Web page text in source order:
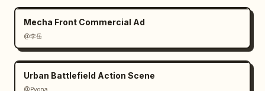
Mecha Front Commercial Ad
@李岳
Urban Battlefield Action Scene
@Pyona